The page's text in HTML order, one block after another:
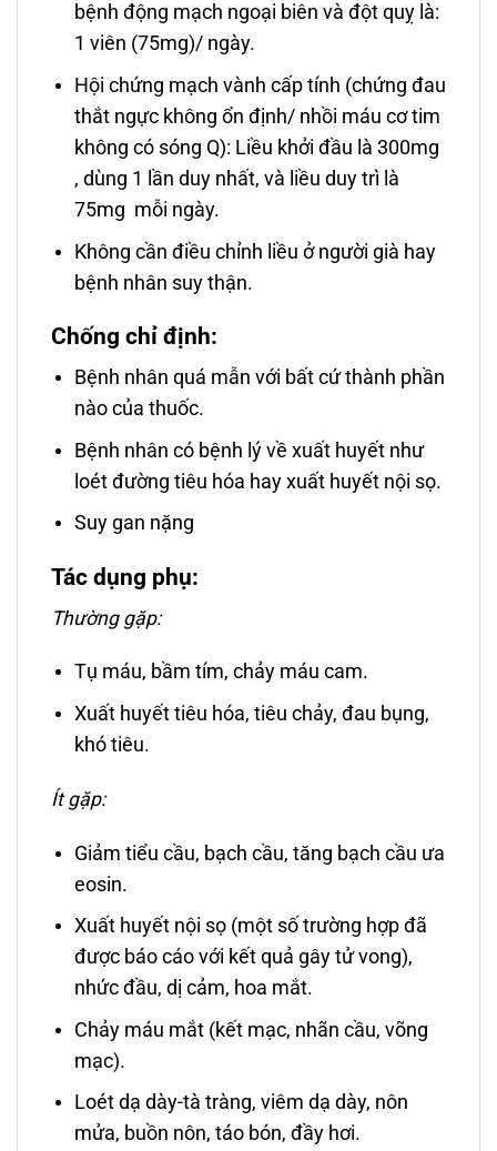
bệnh động mạch ngoại biên và đột quỵ là:
1 viên (75mg)/ ngày.
Hội chứng mạch vành cấp tính (chứng đau
thắt ngực không ổn định/ nhồi máu cơ tim
không có sóng Q): Liều khởi đầu là 300mg
, dùng 1 lần duy nhất, và liều duy trì là
75mg mỗi ngày.
Không cần điều chỉnh liều ở người già hay
bệnh nhân suy thận.
Chống chỉ định:
Bệnh nhân quá mẫn với bất cứ thành phần
nào của thuốc.
Bệnh nhân có bệnh lý về xuất huyết như
loét đường tiêu hóa hay xuất huyết nội sọ.
Suy gan nặng
Tác dụng phụ:
Thường gặp:
Tụ máu, bầm tím, chảy máu cam.
Xuất huyết tiêu hóa, tiêu chảy, đau bụng,
khó tiêu.
Ít gặp:
Giảm tiểu cầu, bạch cầu, tăng bạch cầu ưa
eosin.
Xuất huyết nội sọ (một số trường hợp đã
được báo cáo với kết quả gây tử vong),
nhức đầu, dị cảm, hoa mắt.
Chảy máu mắt (kết mạc, nhãn cầu, võng
mạc).
Loét dạ dày-tà tràng, viêm dạ dày, nôn
mửa, buồn nôn, táo bón, đầy hơi.